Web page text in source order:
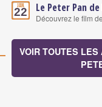
Jan.
22 Le Peter Pan
Découvrez le film
VOIR TOUTES